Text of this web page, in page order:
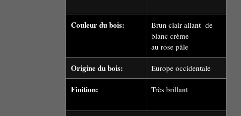
Couleur du bois:
Brun clair allant de
blanc crème
au rose pâle
Origine du bois: Europe occidentale
Finition: Très brillant